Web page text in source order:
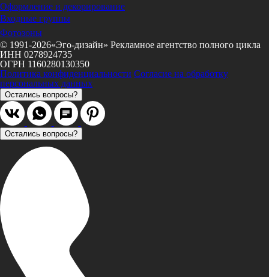
Оформление и декорирование
Входные группы
Фотозоны
© 1991-2026«Эго-дизайн» Рекламное агентство полного цикла
ИНН 0278924735
ОГРН 1160280130350
Политика конфиденциальности Согласие на обработку
персональных данных
Остались вопросы?
Остались вопросы?